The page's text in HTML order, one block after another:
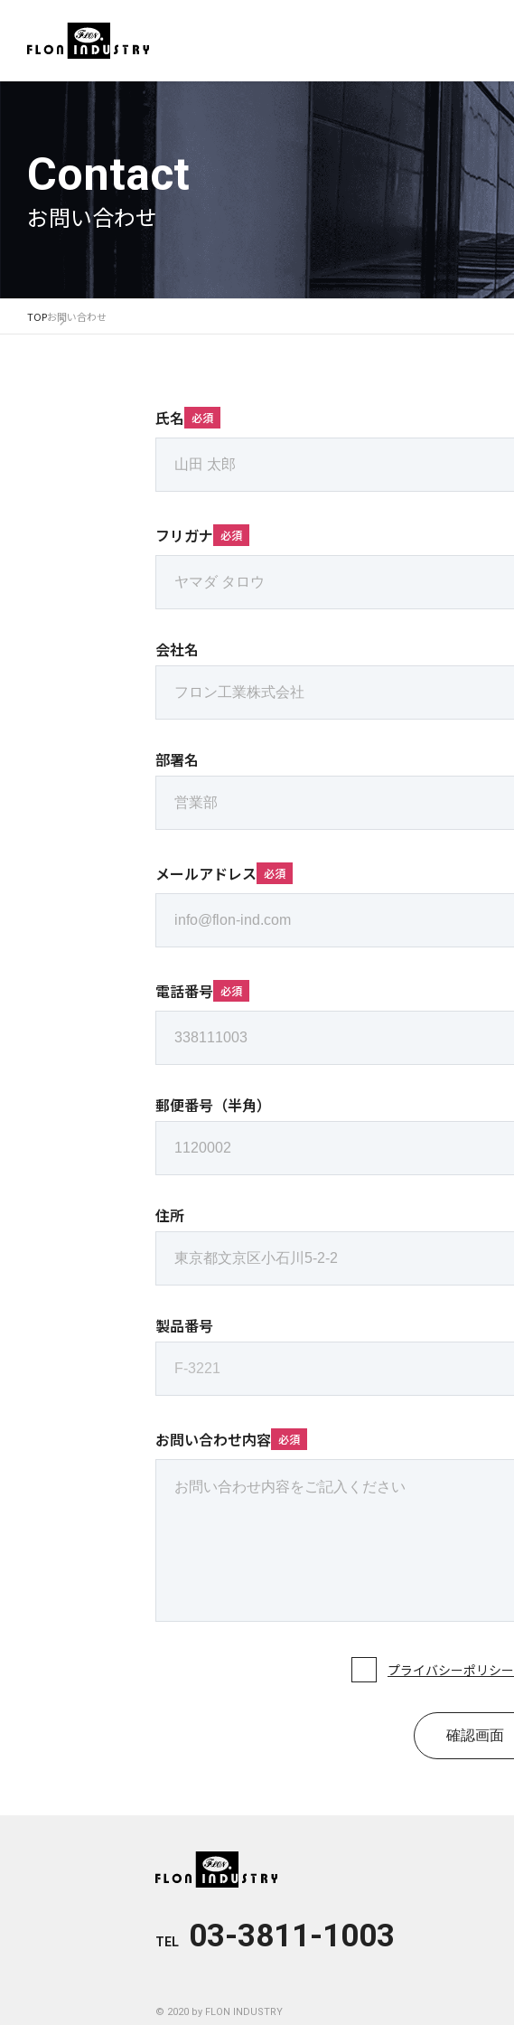
Contact
お問い合わせ
TOPお問い合わせ
氏名 必須
フリガナ 必須
会社名
部署名
メールアドレス 必須
電話番号 必須
郵便番号（半角）
住所
製品番号
お問い合わせ内容 必須
プライバシーポリシー
TEL 03-3811-1003
© 2020 by FLON INDUSTRY